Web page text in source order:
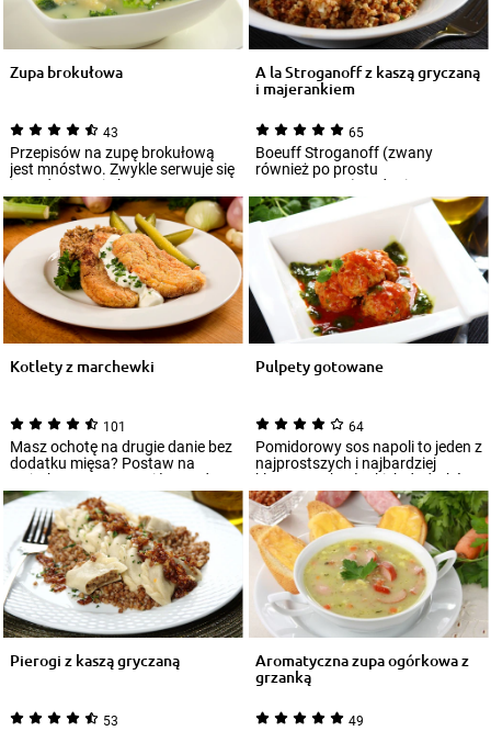
Zupa brokułowa
43
Przepisów na zupę brokułową
jest mnóstwo. Zwykle serwuje się
ją pod postacią kremu, z
dodatkiem p...
A la Stroganoff z kaszą gryczaną
i majerankiem
65
Boeuff Stroganoff (zwany
również po prostu
Strogonowem) to danie
podawane często w czasie
wszelki...
Kotlety z marchewki
101
Masz ochotę na drugie danie bez
dodatku mięsa? Postaw na
wyjątkowo smaczne i łatwe do
zrobienia k...
Pulpety gotowane
64
Pomidorowy sos napoli to jeden z
najprostszych i najbardziej
klasycznych włoskich dodatków
do dań...
Pierogi z kaszą gryczaną
53
Aromatyczna zupa ogórkowa z
grzanką
49